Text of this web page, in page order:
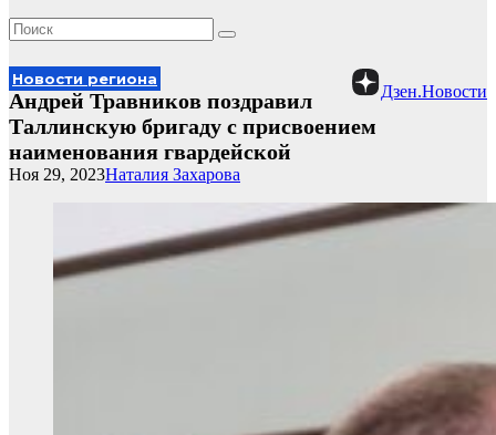
Дзен.Новости
Новости региона
Андрей Травников поздравил
Таллинскую бригаду с присвоением
наименования гвардейской
Наталия Захарова
Ноя 29, 2023